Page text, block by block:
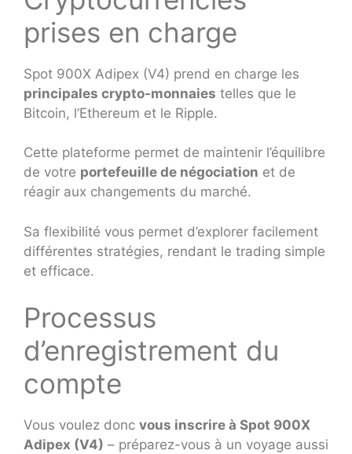
prises en charge
Spot 900X Adipex (V4) prend en charge les
principales crypto-monnaies telles que le
Bitcoin, l’Ethereum et le Ripple.
Cette plateforme permet de maintenir l’équilibre
de votre portefeuille de négociation et de
réagir aux changements du marché.
Sa flexibilité vous permet d’explorer facilement
différentes stratégies, rendant le trading simple
et efficace.
Processus
d’enregistrement du
compte
Vous voulez donc vous inscrire à Spot 900X
Adipex (V4) – préparez-vous à un voyage aussi